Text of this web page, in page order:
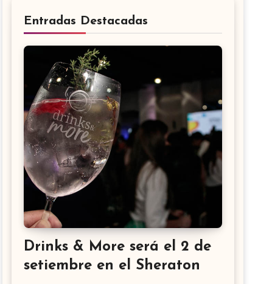
Entradas Destacadas
Drinks & More será el 2 de
setiembre en el Sheraton